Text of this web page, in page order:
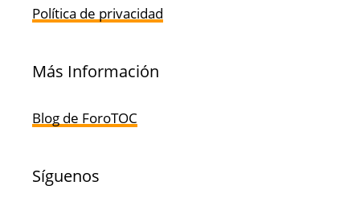
Política de privacidad
Más Información
Blog de ForoTOC
Síguenos